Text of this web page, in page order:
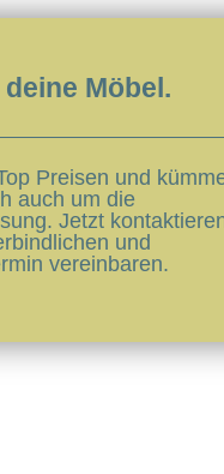
Möbel.​​
Preisen und
auch um die
Jetzt
und
vereinbaren.